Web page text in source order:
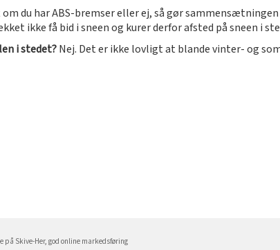
om du har ABS-bremser eller ej, så gør
ikke få bid i sneen og kurer derfor afsted på sneen i
i stedet?Nej. Det er ikke lovligt at blande vinter- og